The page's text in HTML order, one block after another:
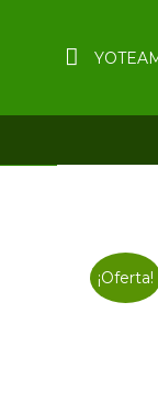
¡Oferta!